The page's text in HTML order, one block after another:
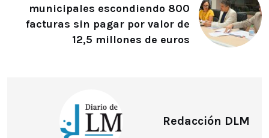
municipales escondiendo 800
facturas sin pagar por valor de
12,5 millones de euros
Redacción DLM